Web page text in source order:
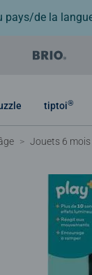
pays/de la
tiptoi®
Jouets 6 mois